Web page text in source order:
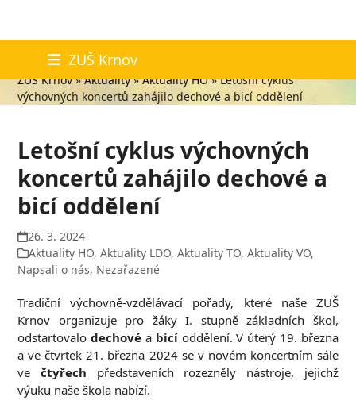
content
ZUŠ Krnov
Aktuality
ZUŠ Krnov»Aktuality»Aktuality HO»Letošní cyklus
výchovných koncertů zahájilo dechové a bicí oddělení
Letošní cyklus výchovných
koncertů zahájilo dechové a
bicí oddělení
26. 3. 2024
Aktuality HO,Aktuality LDO,Aktuality TO,Aktuality VO,
Napsali o nás, Nezařazené
Tradiční výchovně-vzdělávací pořady, které naše ZUŠ
Krnov organizuje pro žáky I. stupně základních škol,
odstartovalodechové abicíoddělení. V úterý 19. března
a ve čtvrtek 21. března 2024 se v novém koncertním sále
večtyřech představeních rozezněly nástroje, jejichž
výuku naše škola nabízí.